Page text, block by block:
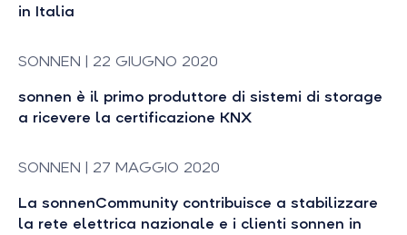
in Italia
SONNEN | 22 GIUGNO 2020
sonnen è il primo produttore di sistemi di storage
a ricevere la certificazione KNX
SONNEN | 27 MAGGIO 2020
La sonnenCommunity contribuisce a stabilizzare
la rete elettrica nazionale e i clienti sonnen in